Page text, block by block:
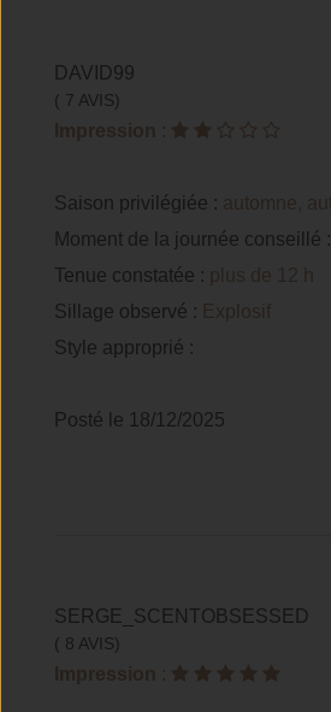
DAVID99
( 7 AVIS)
Impression :
Saison privilégiée : automne,
Moment de la journée conseillé :
Tenue constatée : plus de 12 h
Sillage observé : Explosif
Style approprié :
Posté le 18/12/2025
SERGE_SCENTOBSESSED
( 8 AVIS)
Impression :